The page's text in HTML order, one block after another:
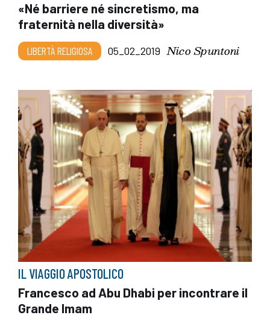
«Né barriere né sincretismo, ma
fraternità nella diversità»
LIBERTÀ RELIGIOSA 05_02_2019 Nico Spuntoni
IL VIAGGIO APOSTOLICO
Francesco ad Abu Dhabi per incontrare il
Grande Imam